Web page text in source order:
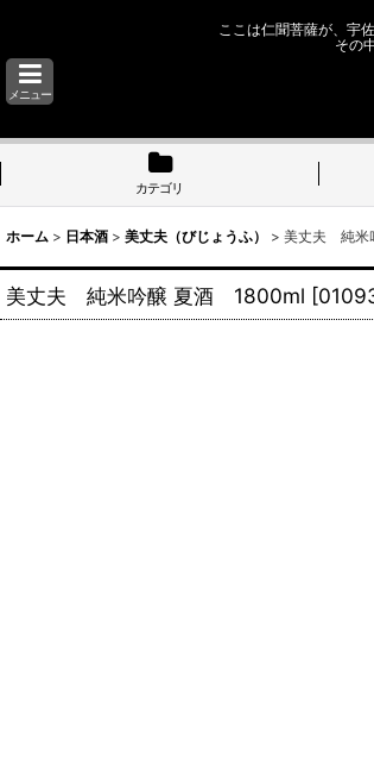
ここは仁聞菩薩が、宇
その
メニュー
カテゴリ
ホーム > 日本酒 > 美丈夫（びじょうふ） > 美丈夫 純米
美丈夫 純米吟醸 夏酒 1800ml [